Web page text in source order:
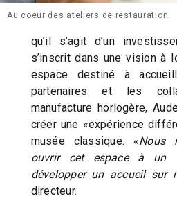
Au coeur des ateliers de restauration.
qu’il s’agit d’un
s’inscrit dans une vision à
espace destiné à
partenaires et les
manufacture horlogère,
créer une «expérience
musée classique. «Nous
ouvrir cet espace à un
développer un accueil sur
directeur.